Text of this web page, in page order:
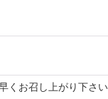
くお召し上がり下さ